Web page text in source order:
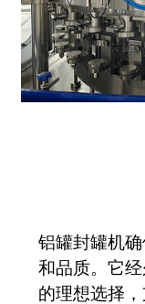
铝罐封罐机
和品质。它
的理想选择，